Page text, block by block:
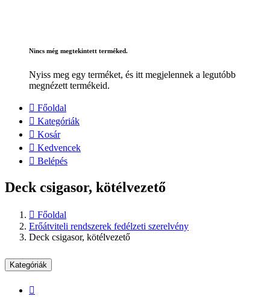
Nincs még megtekintett terméked.
Nyiss meg egy terméket, és itt megjelennek a legutóbb
megnézett termékeid.
Főoldal
Kategóriák
Kosár
Kedvencek
Belépés
Deck csigasor, kötélvezető
Főoldal
Erőátviteli rendszerek fedélzeti szerelvény
Deck csigasor, kötélvezető
Kategóriák